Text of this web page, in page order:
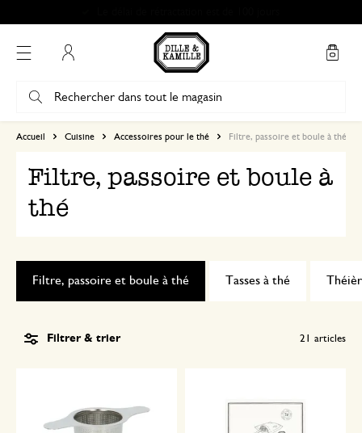
Accueil Cuisine Accessoires pour le thé Filtre, passoire et boule à thé
Filtre, passoire et boule à
thé
Tasses à thé
Filtre, passoire et boule à thé
Filtrer & trier 21 articles